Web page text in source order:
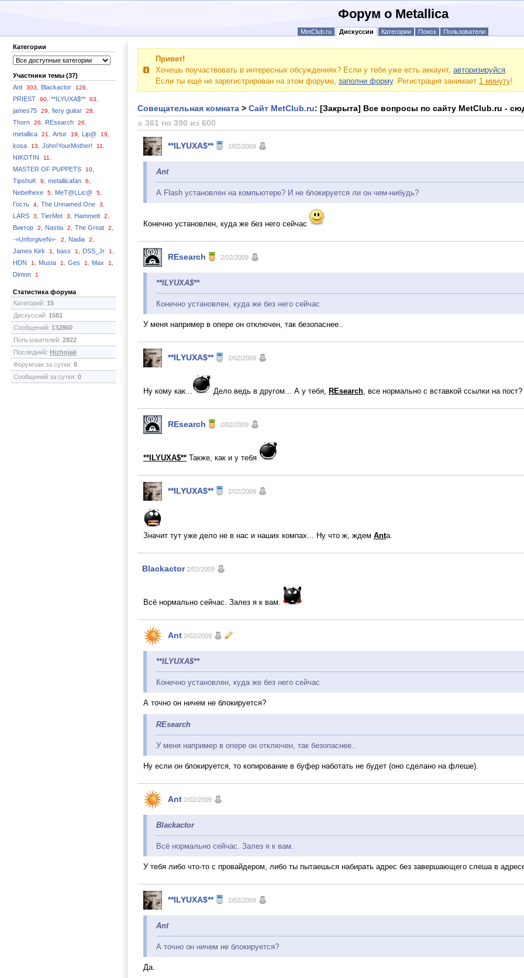
Форум о Metallica
MetClub.ru Дискуссии Категории Поиск Пользователи
Категории
Участники темы (37)
Ant
303, Blackactor 126,
PRIEST 90, **ILYUXA$** 63,
james75 29, fiery guitar 28,
Thorn 26, REsearch 26,
metallica 21, Artur 19, Lip@ 19,
kosa 13, John!YourMother! 11,
NIKOTIN 11,
MASTER OF PUPPETS 10,
TipshuK 9, metallicafan 6,
Nebelhexe 5, MeT@LLic@ 5,
Гость 4, The Unnamed One 3,
LARS 3, TierMet 3, Hammett 2,
Виктор 2, Nastia 2, The Great 2,
-=UnforgiveN=- 2, Nadia 2,
James Kirk 1, bass 1, DSS_Jr 1,
HDN 1, Musta 1, Ges 1, Max 1,
Dimon 1
Статистика форума
Категорий: 15
Дискуссий: 1581
Сообщений: 132860
Пользователей: 2822
Последний: Hizhnjak
Форумчан за сутки: 0
Сообщений за сутки: 0
Привет!
Хочешь поучаствовать в интересных обсуждениях? Если у тебя уже есть аккаунт, авторизируйся.
Если ты ещё не зарегистрирован на этом форуме, заполни форму. Регистрация занимает 1 минуту!
Совещательная комната > Сайт MetClub.ru: [Закрыта] Все вопросы по сайту MetClub.ru -
с 361 по 390 из 600
**ILYUXA$** 2/02/2009
Ant
А Flash установлен на компьютере? И не блокируется ли он чем-нибудь?
Конечно установлен, куда же без него сейчас
REsearch 2/02/2009
**ILYUXA$**
Конечно установлен, куда же без него сейчас
У меня например в опере он отключен, так безопаснее..
**ILYUXA$** 2/02/2009
Ну кому как... Дело ведь в другом... А у тебя, REsearch, все нормально с вставкой ссылки на пост?
REsearch 2/02/2009
**ILYUXA$** Также, как и у тебя
**ILYUXA$** 2/02/2009
Значит тут уже дело не в нас и наших компах... Ну что ж, ждем Antа.
Blackactor 2/02/2009
Всё нормально сейчас. Залез я к вам.
Ant 2/02/2009
**ILYUXA$**
Конечно установлен, куда же без него сейчас
А точно он ничем не блокируется?
REsearch
У меня например в опере он отключен, так безопаснее..
Ну если он блокируется, то копирование в буфер наботать не будет (оно сделано на флеше).
Ant 2/02/2009
Blackactor
Всё нормально сейчас. Залез я к вам.
У тебя либо что-то с провайдером, либо ты пытаешься набирать адрес без завершающего слеша в
**ILYUXA$** 2/02/2009
Ant
А точно он ничем не блокируется?
Да.